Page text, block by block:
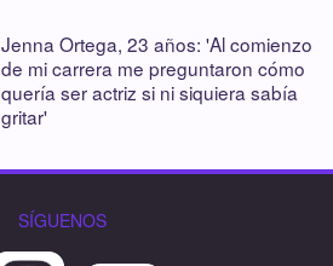
Jenna Ortega, 23 años: 'Al comienzo
de mi carrera me preguntaron cómo
quería ser actriz si ni siquiera sabía
gritar'
SÍGUENOS